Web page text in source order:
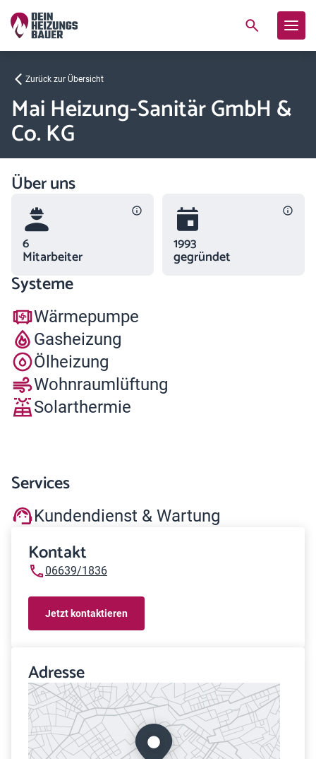
Zurück zur Übersicht
Mai Heizung-Sanitär GmbH &
Co. KG
Über uns
6
Mitarbeiter
1993
gegründet
Systeme
Wärmepumpe
Gasheizung
Ölheizung
Wohnraumlüftung
Solarthermie
Services
Kundendienst & Wartung
Kontakt
06639/1836
Jetzt kontaktieren
Adresse